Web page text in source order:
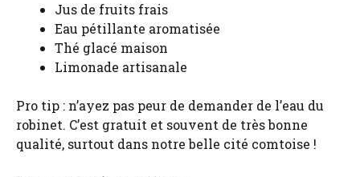
Jus de fruits frais
Eau pétillante aromatisée
Thé glacé maison
Limonade artisanale
Pro tip : n’ayez pas peur de demander de l’eau du
robinet. C’est gratuit et souvent de très bonne
qualité, surtout dans notre belle cité comtoise !